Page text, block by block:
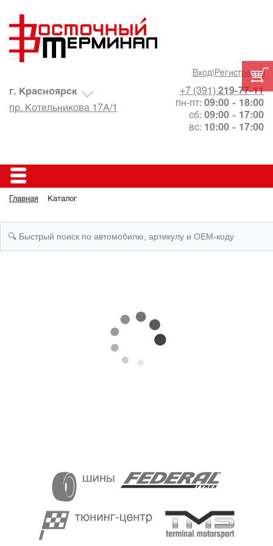
Вход| Регистрация
+7 (391) 219-77-11
пн-пт: 09:00 - 18:00
сб: 09:00 - 17:00
вс: 10:00 - 17:00
г. Красноярск
пр. Котельникова 17А/1
Главная Каталог